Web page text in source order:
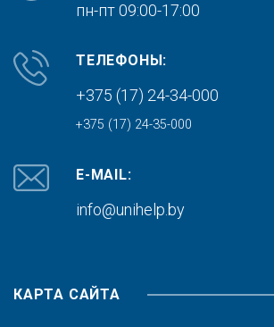
пн-пт 09:00-17:00
ТЕЛЕФОНЫ:
+375 (17) 24-34-000
+375 (17) 24-35-000
E-MAIL:
info@unihelp.by
КАРТА САЙТА